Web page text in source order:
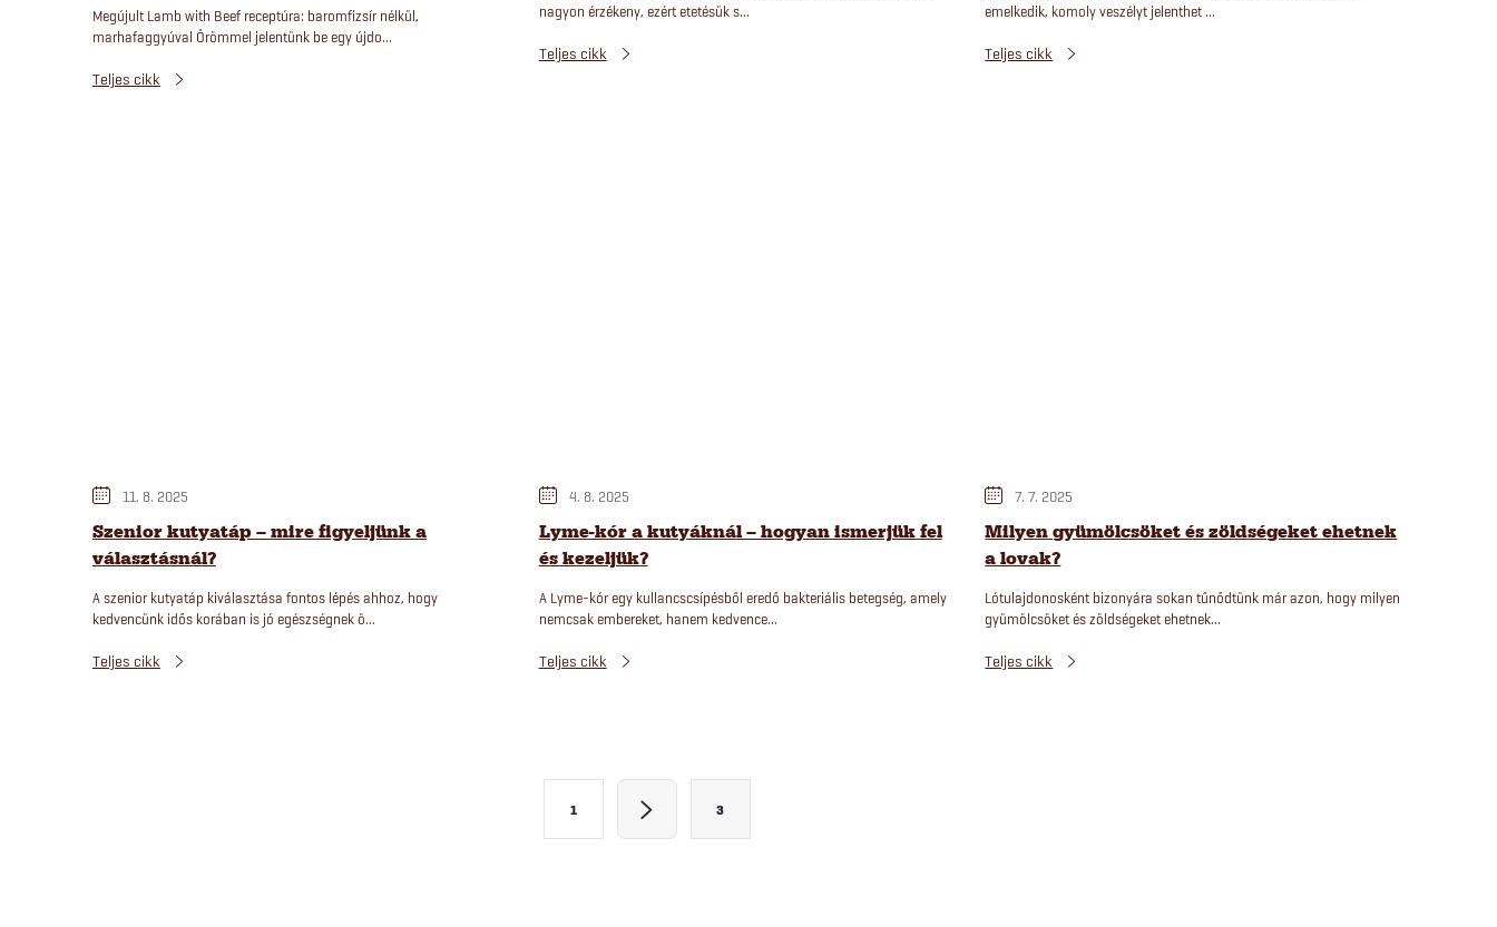
Megújult Lamb with Beef receptúra: baromfizsír nélkül,
marhafaggyúval Örömmel jelentünk be egy újdo...
Teljes cikk
nagyon érzékeny, ezért etetésük s...
Teljes cikk
emelkedik, komoly veszélyt jelenthet ...
Teljes cikk
11. 8. 2025
Szenior kutyatáp – mire figyeljünk a
választásnál?
A szenior kutyatáp kiválasztása fontos lépés ahhoz, hogy
kedvencünk idős korában is jó egészségnek ö...
Teljes cikk
4. 8. 2025
Lyme-kór a kutyáknál – hogyan ismerjük fel
és kezeljük?
A Lyme-kór egy kullancscsípésből eredő bakteriális betegség, amely
nemcsak embereket, hanem kedvence...
Teljes cikk
7. 7. 2025
Milyen gyümölcsöket és zöldségeket ehetnek
a lovak?
Lótulajdonosként bizonyára sokan tűnődtünk már azon, hogy milyen
gyümölcsöket és zöldségeket ehetnek...
Teljes cikk
a
1 3